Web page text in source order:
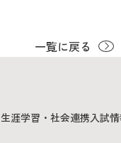
一覧に戻る
生涯学習・社会連携入試